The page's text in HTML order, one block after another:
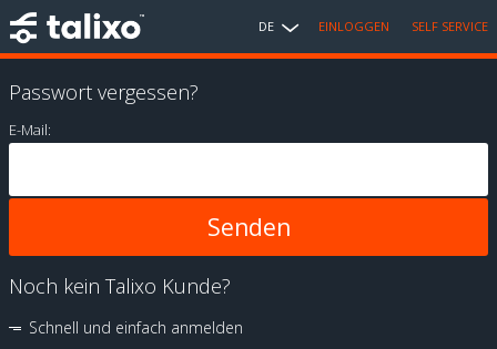
DE EINLOGGEN SELF SERVICE
Passwort vergessen?
E-Mail:
Noch kein Talixo Kunde?
Schnell und einfach anmelden